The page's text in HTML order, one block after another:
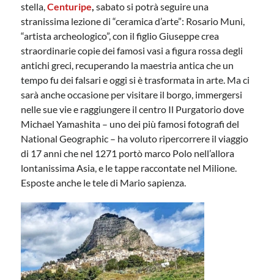
stella,Centuripe,sabatosi potrà seguire una
stranissima lezione di “ceramica d’arte”: Rosario Muni,
“artista archeologico”, con il figlio Giuseppe crea
straordinarie copie dei famosi vasi a figura rossa degli
antichi greci, recuperando la maestria antica che un
tempo fu dei falsari e oggi si è trasformata in arte. Ma ci
sarà anche occasione per visitare il borgo, immergersi
nelle sue vie e raggiungere il centro Il Purgatorio dove
Michael Yamashita – uno dei più famosi fotografi del
National Geographic – ha voluto ripercorrere il viaggio
di 17 anni che nel 1271 portò marco Polo nell’allora
lontanissima Asia, e le tappe raccontate nel Milione.
Esposte anche le tele di Mario sapienza.